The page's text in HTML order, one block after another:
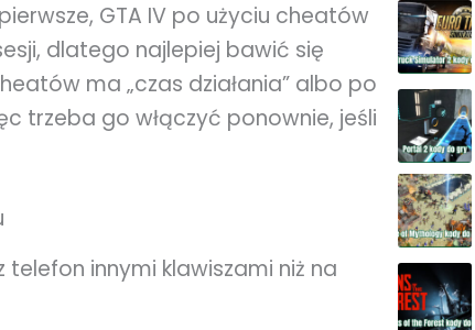
GTA IV po użyciu cheatów
dlatego najlepiej bawić się
ma „czas działania” albo po
trzeba go włączyć ponownie, jeśli
telefon innymi klawiszami niż na